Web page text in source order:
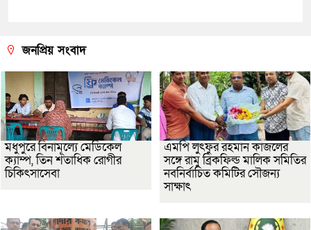
জনপ্রিয় সংবাদ
মধুপুরে বিনামূল্যে মেডিকেল
ক্যাম্প, তিন শতাধিক রোগীর
চিকিৎসাসেবা
এমপি লুৎফুর রহমান কাজলের
সঙ্গে রামু ব্রিকফিল্ড মালিক সমিতির
নবনির্বাচিত কমিটির সৌজন্য
সাক্ষাৎ